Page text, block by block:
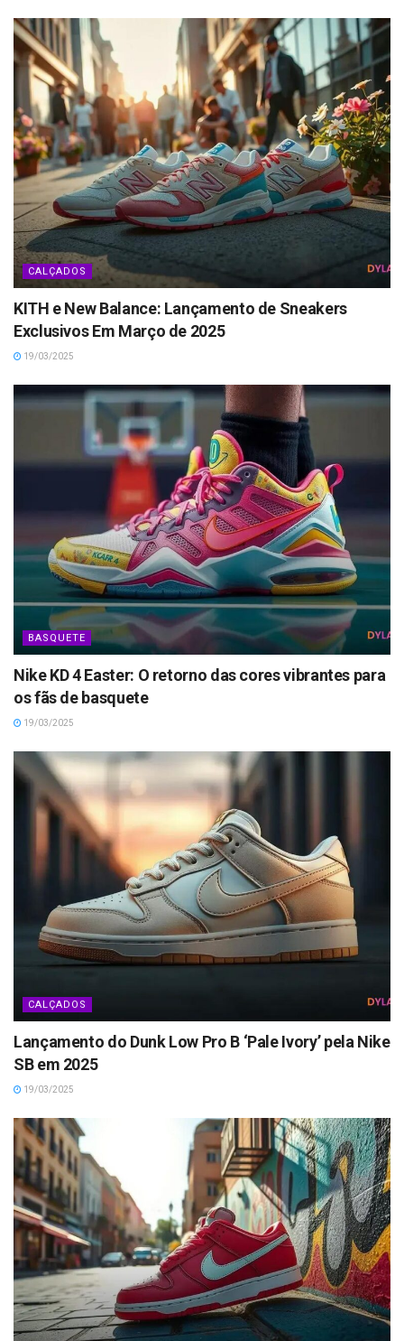
CALÇADOS
KITH e New Balance: Lançamento de Sneakers
Exclusivos Em Março de 2025
19/03/2025
BASQUETE
Nike KD 4 Easter: O retorno das cores vibrantes para
os fãs de basquete
19/03/2025
CALÇADOS
Lançamento do Dunk Low Pro B ‘Pale Ivory’ pela Nike
SB em 2025
19/03/2025